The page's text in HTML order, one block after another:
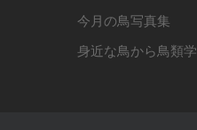
今月の鳥写真集
身近な鳥から鳥類学